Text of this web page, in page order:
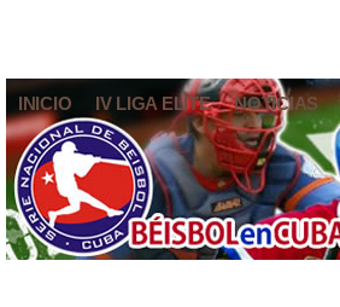
INICIO IV LIGA ELITE NOTICIAS